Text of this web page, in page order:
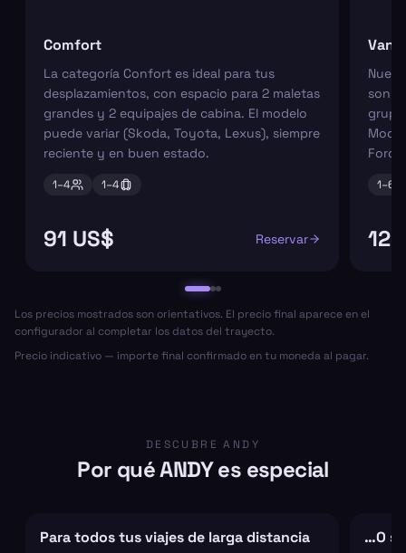
Comfort
La categoría Confort es ideal para tus
desplazamientos, con espacio para 2 maletas
grandes y 2 equipajes de cabina. El modelo
puede variar (Skoda, Toyota, Lexus), siempre
reciente y en buen estado.
1–4 1–4
91 US$ Reservar
Van
son
Ford
1–6
Los precios mostrados son orientativos. El precio final aparece en el
configurador al completar los datos del trayecto.
Precio indicativo — importe final confirmado en tu moneda al pagar.
DESCUBRE ANDY
Por qué ANDY es especial
Para todos tus viajes de larga distancia …O